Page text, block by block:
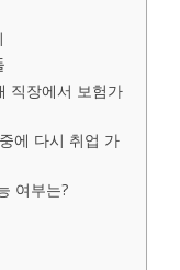
직장에서 보험가
에 다시 취업 가
여부는?